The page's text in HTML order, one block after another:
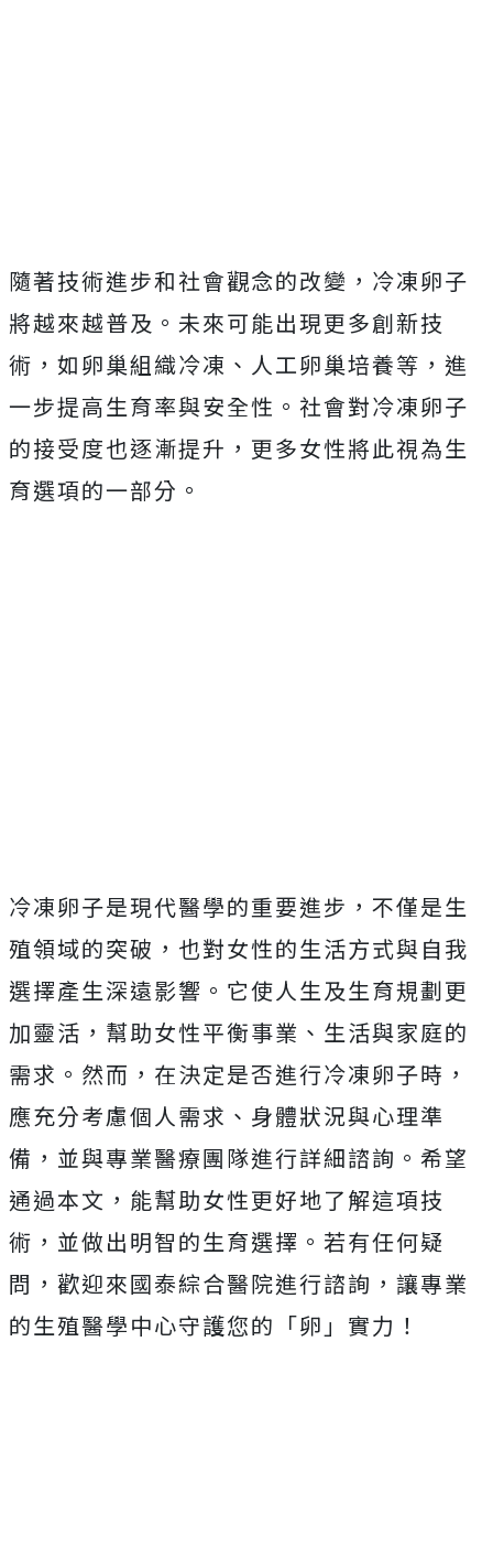
隨著技術進步和社會觀念的改變，冷凍卵子
將越來越普及。未來可能出現更多創新技
術，如卵巢組織冷凍、人工卵巢培養等，進
一步提高生育率與安全性。社會對冷凍卵子
的接受度也逐漸提升，更多女性將此視為生
育選項的一部分。
冷凍卵子是現代醫學的重要進步，不僅是生
殖領域的突破，也對女性的生活方式與自我
選擇產生深遠影響。它使人生及生育規劃更
加靈活，幫助女性平衡事業、生活與家庭的
需求。然而，在決定是否進行冷凍卵子時，
應充分考慮個人需求、身體狀況與心理準
備，並與專業醫療團隊進行詳細諮詢。希望
通過本文，能幫助女性更好地了解這項技
術，並做出明智的生育選擇。若有任何疑
問，歡迎來國泰綜合醫院進行諮詢，讓專業
的生殖醫學中心守護您的「卵」實力！